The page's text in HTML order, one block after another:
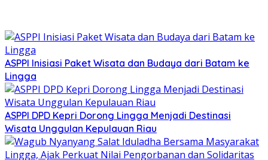
ASPPI Inisiasi Paket Wisata dan Budaya dari Batam ke
Lingga
ASPPI DPD Kepri Dorong Lingga Menjadi Destinasi
Wisata Unggulan Kepulauan Riau